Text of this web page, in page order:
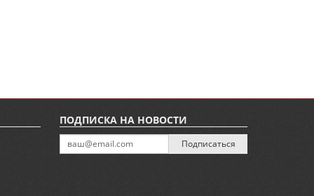
ПОДПИСКА НА НОВОСТИ